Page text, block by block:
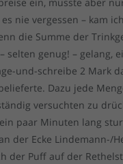
ein, musste aber
nie vergessen – kam
die Summe der
selten genug! – gelang,
und-schreibe 2 Mark
Dazu jede
versuchten zu
paar Minuten lang
der Ecke Lindemann-/
der Puff auf der